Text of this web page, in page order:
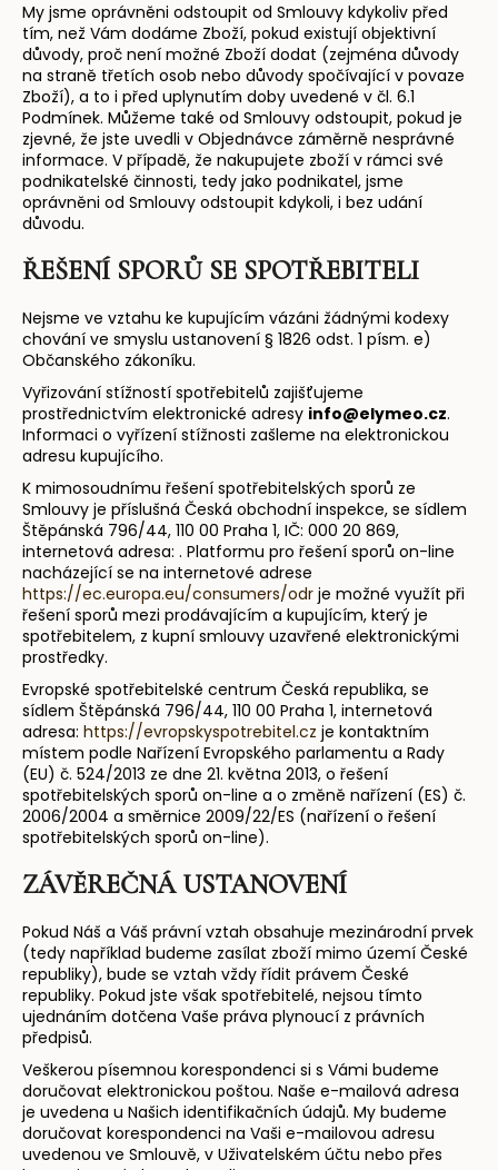
My jsme oprávněni odstoupit od Smlouvy kdykoliv před
tím, než Vám dodáme Zboží, pokud existují objektivní
důvody, proč není možné Zboží dodat (zejména důvody
na straně třetích osob nebo důvody spočívající v povaze
Zboží), a to i před uplynutím doby uvedené v čl. 6.1
Podmínek. Můžeme také od Smlouvy odstoupit, pokud je
zjevné, že jste uvedli v Objednávce záměrně nesprávné
informace. V případě, že nakupujete zboží v rámci své
podnikatelské činnosti, tedy jako podnikatel, jsme
oprávněni od Smlouvy odstoupit kdykoli, i bez udání
důvodu.
ŘEŠENÍ SPORŮ SE SPOTŘEBITELI
Nejsme ve vztahu ke kupujícím vázáni žádnými kodexy
chování ve smyslu ustanovení § 1826 odst. 1 písm. e)
Občanského zákoníku.
Vyřizování stížností spotřebitelů zajišťujeme
prostřednictvím elektronické adresy info@elymeo.cz.
Informaci o vyřízení stížnosti zašleme na elektronickou
adresu kupujícího.
K mimosoudnímu řešení spotřebitelských sporů ze
Smlouvy je příslušná Česká obchodní inspekce, se sídlem
Štěpánská 796/44, 110 00 Praha 1, IČ: 000 20 869,
internetová adresa: . Platformu pro řešení sporů on-line
nacházející se na internetové adrese
https://ec.europa.eu/consumers/odr je možné využít při
řešení sporů mezi prodávajícím a kupujícím, který je
spotřebitelem, z kupní smlouvy uzavřené elektronickými
prostředky.
Evropské spotřebitelské centrum Česká republika, se
sídlem Štěpánská 796/44, 110 00 Praha 1, internetová
adresa: https://evropskyspotrebitel.cz je kontaktním
místem podle Nařízení Evropského parlamentu a Rady
(EU) č. 524/2013 ze dne 21. května 2013, o řešení
spotřebitelských sporů on-line a o změně nařízení (ES) č.
2006/2004 a směrnice 2009/22/ES (nařízení o řešení
spotřebitelských sporů on-line).
ZÁVĚREČNÁ USTANOVENÍ
Pokud Náš a Váš právní vztah obsahuje mezinárodní prvek
(tedy například budeme zasílat zboží mimo území České
republiky), bude se vztah vždy řídit právem České
republiky. Pokud jste však spotřebitelé, nejsou tímto
ujednáním dotčena Vaše práva plynoucí z právních
předpisů.
Veškerou písemnou korespondenci si s Vámi budeme
doručovat elektronickou poštou. Naše e-mailová adresa
je uvedena u Našich identifikačních údajů. My budeme
doručovat korespondenci na Vaši e-mailovou adresu
uvedenou ve Smlouvě, v Uživatelském účtu nebo přes